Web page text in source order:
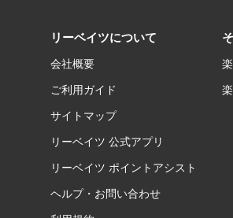
リーベイツについて
会社概要
ご利用ガイド
サイトマップ
リーベイツ 公式アプリ
リーベイツ ポイントアシスト
ヘルプ・お問い合わせ